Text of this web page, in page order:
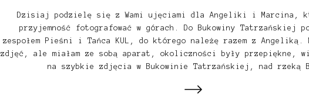
Dzisiaj podzielę się z Wami ujęciami dla Angeliki i Marcina,
przyjemność fotografować w górach. Do Bukowiny Tatrzańskiej
zespołem Pieśni i Tańca KUL, do którego należę razem z Angeliką.
zdjęć, ale miałam ze sobą aparat, okoliczności były przepiękne,
na szybkie zdjęcia w Bukowinie Tatrzańskiej, nad rzeką